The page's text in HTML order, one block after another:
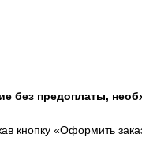
без предоплаты,
кнопку «Оформить